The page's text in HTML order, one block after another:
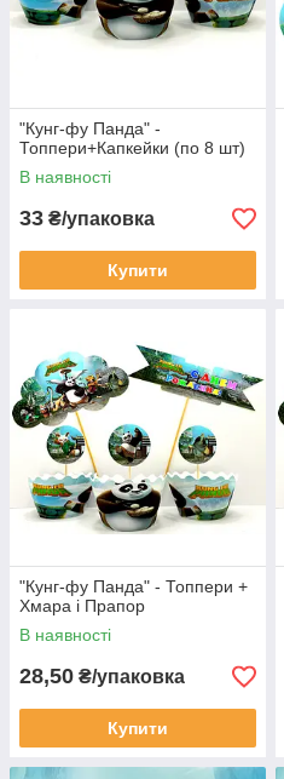
"Кунг-фу Панда" -
Топпери+Капкейки (по 8 шт)
В наявності
33 ₴/упаковка
Купити
"Кунг-фу Панда" - Топпери +
Хмара і Прапор
В наявності
28,50 ₴/упаковка
Купити